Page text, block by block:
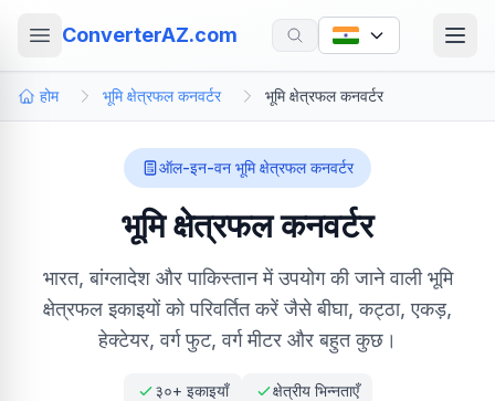
ConverterAZ.com
होम भूमि क्षेत्रफल कनवर्टर भूमि क्षेत्रफल कनवर्टर
ऑल-इन-वन भूमि क्षेत्रफल कनवर्टर
भूमि क्षेत्रफल कनवर्टर
भारत, बांग्लादेश और पाकिस्तान में उपयोग की जाने वाली भूमि
क्षेत्रफल इकाइयों को परिवर्तित करें जैसे बीघा, कट्ठा, एकड़,
हेक्टेयर, वर्ग फुट, वर्ग मीटर और बहुत कुछ।
३०+ इकाइयाँ
क्षेत्रीय भिन्नताएँ